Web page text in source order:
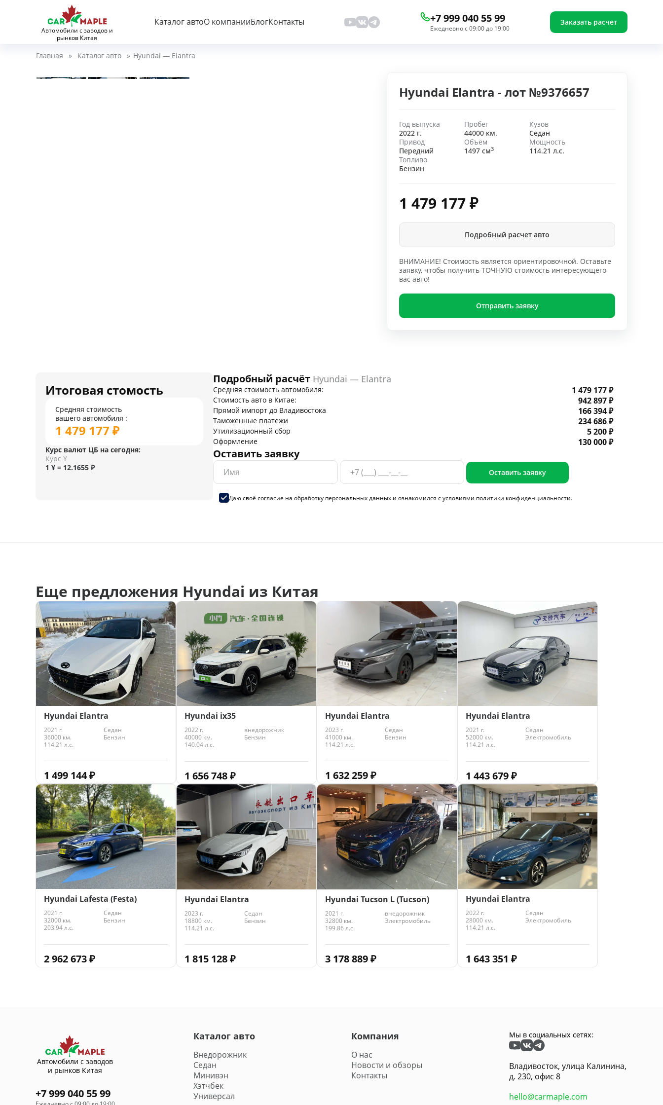
Автомобили с заводов и
рынков Китая
Каталог автоО компанииБлогКонтакты +7 999 040 55 99
Ежедневно с 09:00 до 19:00
Заказать расчет
Главная » Каталог авто » Hyundai — Elantra
Hyundai Elantra - лот №9376657
Год выпуска
2022 г.
Пробег
44000 км.
Кузов
Седан
Привод
Передний
Объём
1497 см3
Мощность
114.21 л.с.
Топливо
Бензин
1 479 177₽
Подробный расчет авто
ВНИМАНИЕ! Стоимость является ориентировочной. Оставьте
заявку, чтобы получить ТОЧНУЮ стоимость интересующего
вас авто!
Отправить заявку
Итоговая стомость
Средняя стоимость
вашего автомобиля :
1 479 177 ₽
Курс валют ЦБ на сегодня:
Курс ¥
1 ¥ = 12.1655 ₽
Подробный расчёт Hyundai — Elantra
Средняя стоимость автомобиля: 1 479 177 ₽
Стоимость авто в Китае: 942 897 ₽
Прямой импорт до Владивостока 166 394 ₽
Таможенные платежи 234 686 ₽
Утилизационный сбор 5 200 ₽
Оформление 130 000 ₽
Оставить заявку
Оставить заявку
Даю своё согласие на обработку персональных данных и ознакомился с условиями политики конфиденциальности.
Еще предложения Hyundai из Китая
Hyundai Elantra
2021 г.
Седан
36000 км.
Бензин
114.21 л.с.
1 499 144₽
Hyundai ix35
2022 г.
внедорожник
40000 км.
Бензин
140.04 л.с.
1 656 748₽
Hyundai Elantra
2023 г.
Седан
41000 км.
Бензин
114.21 л.с.
1 632 259₽
Hyundai Elantra
2021 г.
Седан
52000 км.
Электромобиль
114.21 л.с.
1 443 679₽
Hyundai Lafesta (Festa)
2021 г.
Седан
32000 км.
Бензин
203.94 л.с.
2 962 673₽
Hyundai Elantra
2023 г.
Седан
18800 км.
Бензин
114.21 л.с.
1 815 128₽
Hyundai Tucson L (Tucson)
2021 г.
внедорожник
32800 км.
Электромобиль
199.86 л.с.
3 178 889₽
Hyundai Elantra
2022 г.
Седан
28000 км.
Электромобиль
114.21 л.с.
1 643 351 ₽
Автомобили с заводов
и рынков Китая
+7 999 040 55 99
Каталог авто
Внедорожник
Седан
Минивэн
Хэтчбек
Универсал
Компания
О нас
Новости и обзоры
Контакты
Мы в социальных сетях:
Владивосток, улица Калинина,
д. 230, офис 8
hello@carmaple.com